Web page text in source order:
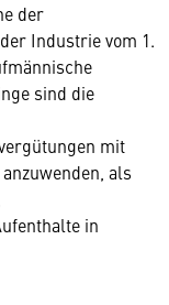
der
Industrie vom 1.
sind die
mit
als
in